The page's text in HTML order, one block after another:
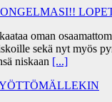
oman
sekä nyt myös
niskaan [...]